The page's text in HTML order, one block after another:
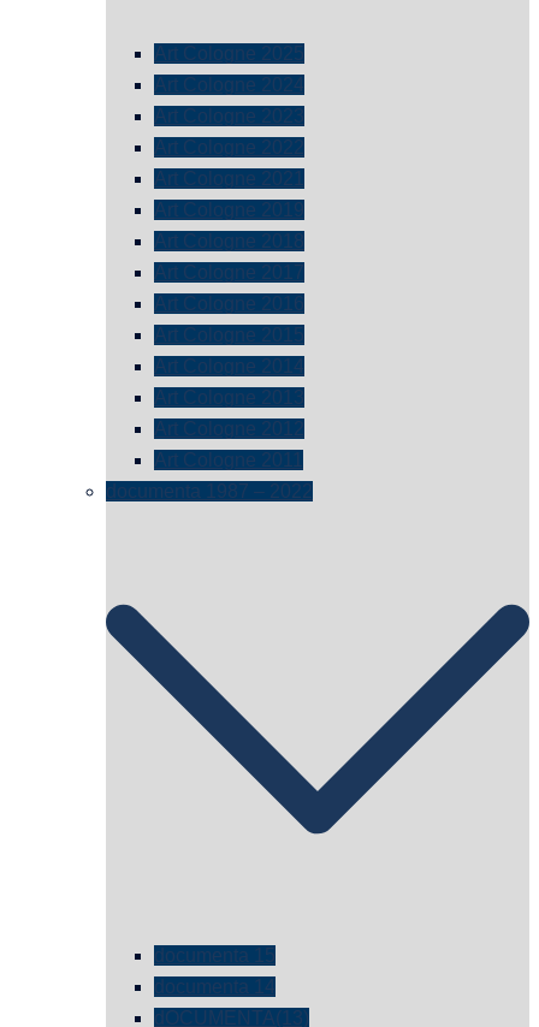
Art Cologne 2025
Art Cologne 2024
Art Cologne 2023
Art Cologne 2022
Art Cologne 2021
Art Cologne 2019
Art Cologne 2018
Art Cologne 2017
Art Cologne 2016
Art Cologne 2015
Art Cologne 2014
Art Cologne 2013
Art Cologne 2012
Art Cologne 2011
documenta 1987 – 2022
documenta 15
documenta 14
dOCUMENTA(13)